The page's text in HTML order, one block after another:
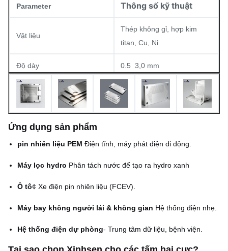
Parameter Thông số kỹ thuật
Vật liệu
Thép không gỉ, hợp kim
titan, Cu, Ni
Độ dày 0.5 ️ 3,0 mm
Độ khoan dung đồng nhất ±0,05 mm
Kích thước đĩa tối đa 1800 × 650 mm
Chiều cao của vòm
Mô hình trường dòng chảy
tùy chỉnh
Ứng dụng sản phẩm
pin nhiên liệu PEM ️ Điện tĩnh, máy phát điện di động.
Máy lọc hydro ️ Phân tách nước để tạo ra hydro xanh
Ô tô¢ Xe điện pin nhiên liệu (FCEV).
Máy bay không người lái & không gian ️ Hệ thống điện nhẹ.
Hệ thống điện dự phòng- Trung tâm dữ liệu, bệnh viện.